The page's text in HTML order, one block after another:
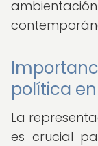
política
La
es crucial